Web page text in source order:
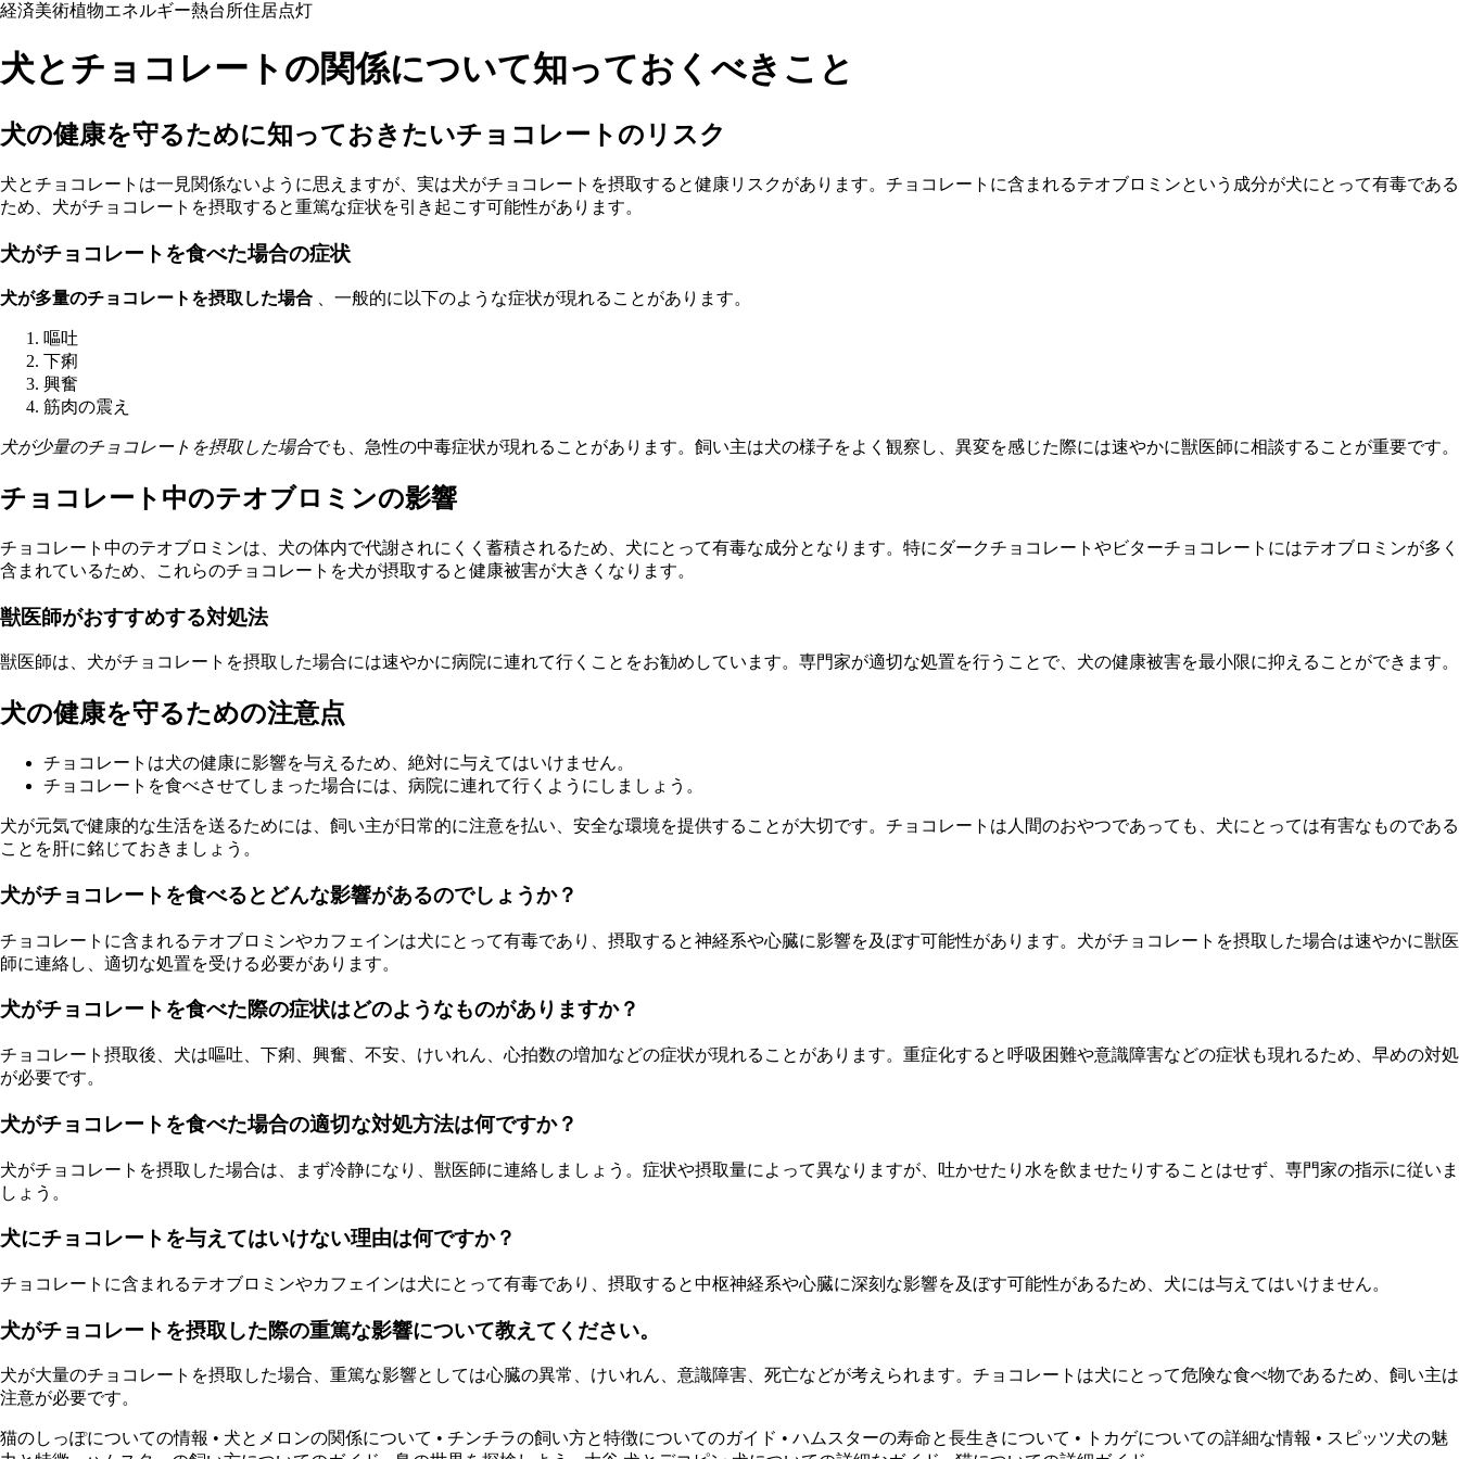
経済美術植物エネルギー熱台所住居点灯
犬とチョコレートの関係について知っておくべきこと
犬の健康を守るために知っておきたいチョコレートのリスク
犬とチョコレートは一見関係ないように思えますが、実は犬がチョコレートを摂取すると健康リスクがあります。チョコレートに含まれるテオブロミンという成分が犬にとって有毒である
ため、犬がチョコレートを摂取すると重篤な症状を引き起こす可能性があります。
犬がチョコレートを食べた場合の症状
犬が多量のチョコレートを摂取した場合 、一般的に以下のような症状が現れることがあります。
嘔吐
下痢
興奮
筋肉の震え
犬が少量のチョコレートを摂取した場合でも、急性の中毒症状が現れることがあります。飼い主は犬の様子をよく観察し、異変を感じた際には速やかに獣医師に相談することが重要です。
チョコレート中のテオブロミンの影響
チョコレート中のテオブロミンは、犬の体内で代謝されにくく蓄積されるため、犬にとって有毒な成分となります。特にダークチョコレートやビターチョコレートにはテオブロミンが多く
含まれているため、これらのチョコレートを犬が摂取すると健康被害が大きくなります。
獣医師がおすすめする対処法
獣医師は、犬がチョコレートを摂取した場合には速やかに病院に連れて行くことをお勧めしています。専門家が適切な処置を行うことで、犬の健康被害を最小限に抑えることができます。
犬の健康を守るための注意点
チョコレートは犬の健康に影響を与えるため、絶対に与えてはいけません。
チョコレートを食べさせてしまった場合には、病院に連れて行くようにしましょう。
犬が元気で健康的な生活を送るためには、飼い主が日常的に注意を払い、安全な環境を提供することが大切です。チョコレートは人間のおやつであっても、犬にとっては有害なものである
ことを肝に銘じておきましょう。
犬がチョコレートを食べるとどんな影響があるのでしょうか？
チョコレートに含まれるテオブロミンやカフェインは犬にとって有毒であり、摂取すると神経系や心臓に影響を及ぼす可能性があります。犬がチョコレートを摂取した場合は速やかに獣医
師に連絡し、適切な処置を受ける必要があります。
犬がチョコレートを食べた際の症状はどのようなものがありますか？
チョコレート摂取後、犬は嘔吐、下痢、興奮、不安、けいれん、心拍数の増加などの症状が現れることがあります。重症化すると呼吸困難や意識障害などの症状も現れるため、早めの対処
が必要です。
犬がチョコレートを食べた場合の適切な対処方法は何ですか？
犬がチョコレートを摂取した場合は、まず冷静になり、獣医師に連絡しましょう。症状や摂取量によって異なりますが、吐かせたり水を飲ませたりすることはせず、専門家の指示に従いま
しょう。
犬にチョコレートを与えてはいけない理由は何ですか？
チョコレートに含まれるテオブロミンやカフェインは犬にとって有毒であり、摂取すると中枢神経系や心臓に深刻な影響を及ぼす可能性があるため、犬には与えてはいけません。
犬がチョコレートを摂取した際の重篤な影響について教えてください。
犬が大量のチョコレートを摂取した場合、重篤な影響としては心臓の異常、けいれん、意識障害、死亡などが考えられます。チョコレートは犬にとって危険な食べ物であるため、飼い主は
注意が必要です。
猫のしっぽについての情報 • 犬とメロンの関係について • チンチラの飼い方と特徴についてのガイド • ハムスターの寿命と長生きについて • トカゲについての詳細な情報 • スピッツ犬の魅